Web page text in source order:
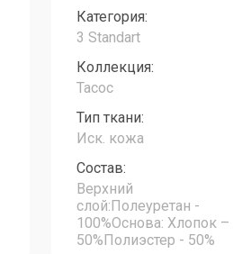
Категория:
3 Standart
Коллекция:
Тасос
Тип ткани:
Иск. кожа
Состав:
Верхний
слой:Полеуретан -
100%Основа: Хлопок –
50%Полиэстер - 50%